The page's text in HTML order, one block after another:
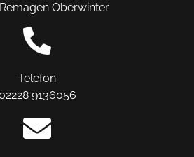
Oberwinter
Telefon
02228 9136056